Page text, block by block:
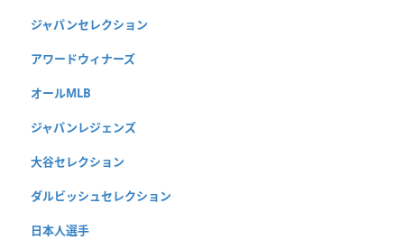
ジャパンセレクション
アワードウィナーズ
オールMLB
ジャパンレジェンズ
大谷セレクション
ダルビッシュセレクション
日本人選手